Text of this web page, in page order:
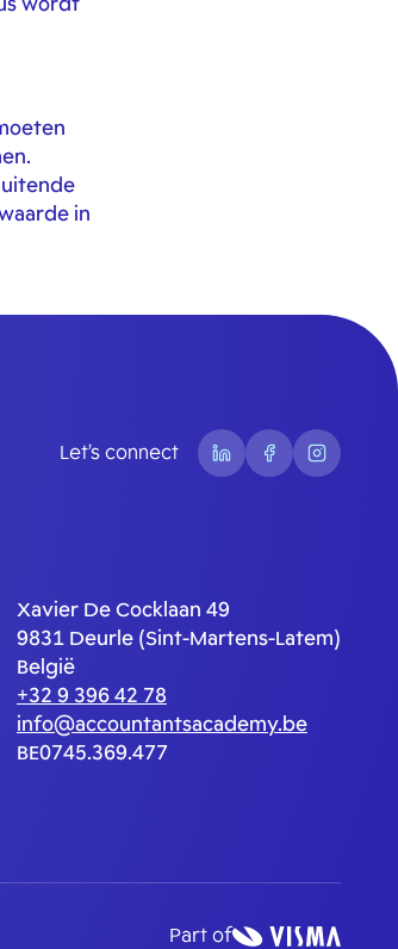
in
Let’s connect
Xavier De Cocklaan 49
9831 Deurle (Sint-Martens-Latem)
België
+32 9 396 42 78
info@accountantsacademy.be
BE0745.369.477
Part of